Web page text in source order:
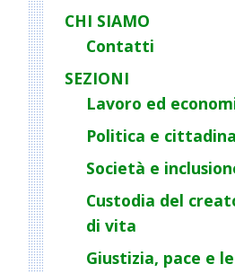
CHI SIAMO
Contatti
SEZIONI
Lavoro ed
Politica e
Società e
Custodia del
di vita
Giustizia, pace e